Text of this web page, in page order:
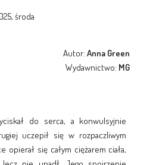
środa
Autor:Anna Green
Wydawnictwo: MG
do serca, a konwulsyjnie
uczepił się w rozpaczliwym
się całym ciężarem ciała,